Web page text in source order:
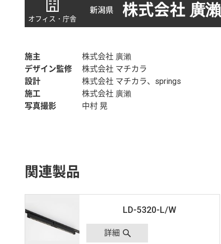
オフィス・庁舎
新潟県 株式会社 廣瀨
施主
株式会社 廣瀨
デザイン監修
株式会社 マチカラ
設計
株式会社 マチカラ、springs
施工
株式会社 廣瀨
写真撮影
中村 晃
関連製品
LD-5320-L/W
詳細